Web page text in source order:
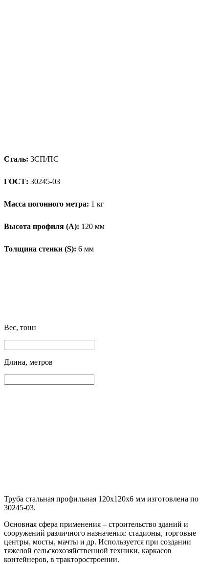
Сталь: 3СП/ПС
ГОСТ: 30245-03
Масса погонного метра: 1 кг
Высота профиля (А): 120 мм
Толщина стенки (S): 6 мм
Вес, тонн
Длина, метров
Труба стальная профильная 120х120х6 мм изготовлена по
30245-03.
Основная сфера применения – строительство зданий и
сооружений различного назначения: стадионы, торговые
центры, мосты, мачты и др. Используется при создании
тяжелой сельскохозяйственной техники, каркасов
контейнеров, в тракторостроении.